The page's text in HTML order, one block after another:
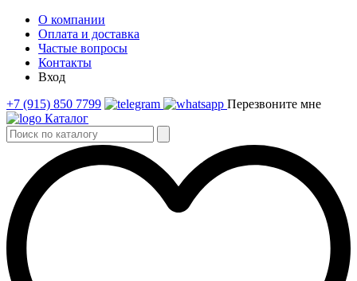
О компании
Оплата и доставка
Частые вопросы
Контакты
Вход
+7 (915) 850 7799
Перезвоните мне
Каталог